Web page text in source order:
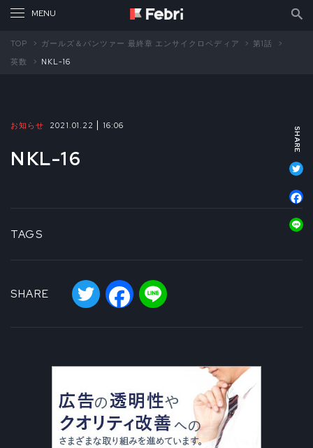
TOP ガールズ＆パンツァー 最終章 エンサイクロペディア
第1話
英数
NKL-16
お知らせ 2021.01.22 16:06
NKL-16
TAGS
SHARE
Twitter Facebook